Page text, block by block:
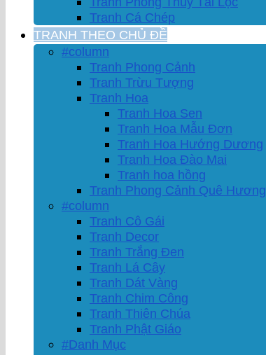
Tranh Cá Chép
TRANH THEO CHỦ ĐỀ
#column
Tranh Phong Cảnh
Tranh Trừu Tượng
Tranh Hoa
Tranh Hoa Sen
Tranh Hoa Mẫu Đơn
Tranh Hoa Hướng Dương
Tranh Hoa Đào Mai
Tranh hoa hồng
Tranh Phong Cảnh Quê Hương
#column
Tranh Cô Gái
Tranh Decor
Tranh Trắng Đen
Tranh Lá Cây
Tranh Dát Vàng
Tranh Chim Công
Tranh Thiên Chúa
Tranh Phật Giáo
#Danh Mục